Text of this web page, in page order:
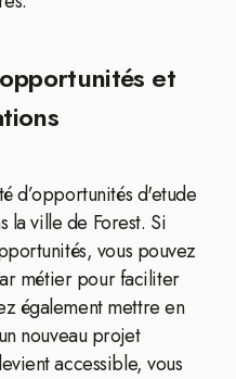
et
d’opportunités d'etude
la ville de Forest. Si
vous pouvez
métier pour faciliter
également mettre en
nouveau projet
accessible, vous